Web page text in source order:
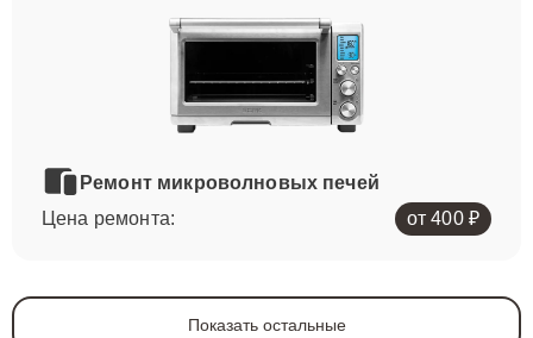
Ремонт микроволновых печей
Цена ремонта:
от 400 ₽
Показать остальные